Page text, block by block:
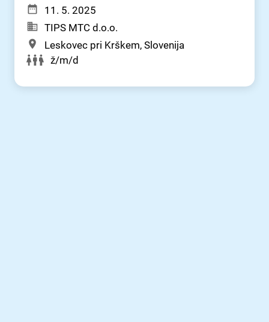
11. 5. 2025
TIPS MTC d.o.o.
Leskovec pri Krškem, Slovenija
ž/m/d